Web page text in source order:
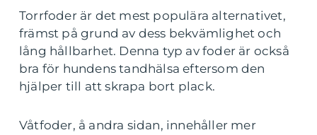
Torrfoder är det mest populära alternativet,
främst på grund av dess bekvämlighet och
lång hållbarhet. Denna typ av foder är också
bra för hundens tandhälsa eftersom den
hjälper till att skrapa bort plack.
Våtfoder, å andra sidan, innehåller mer